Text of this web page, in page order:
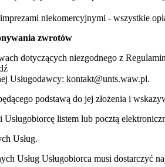
niekomercyjnymi - wszystkie
zwrotów
dotyczących niezgodnego z
Usługodawcy: kontakt@unts.waw.pl.
podstawą do jej złożenia i
listem lub pocztą
Usług.
Usług Usługobiorca musi dostarczyć